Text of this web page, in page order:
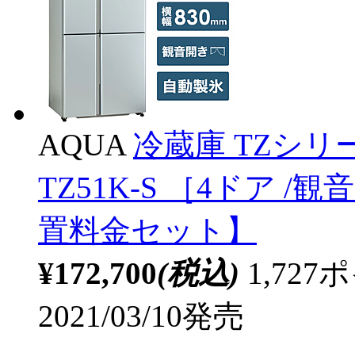
AQUA 冷蔵庫 TZシリ
TZ51K-S ［4ドア /観
置料金セット】
¥172,700(税込) 1,727
2021/03/10発売